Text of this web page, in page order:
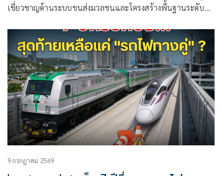
เชี่ยวชาญด้านระบบขนส่งมวลชนและโครงสร้างพื้นฐานระดับ
9 กรกฎาคม 2569